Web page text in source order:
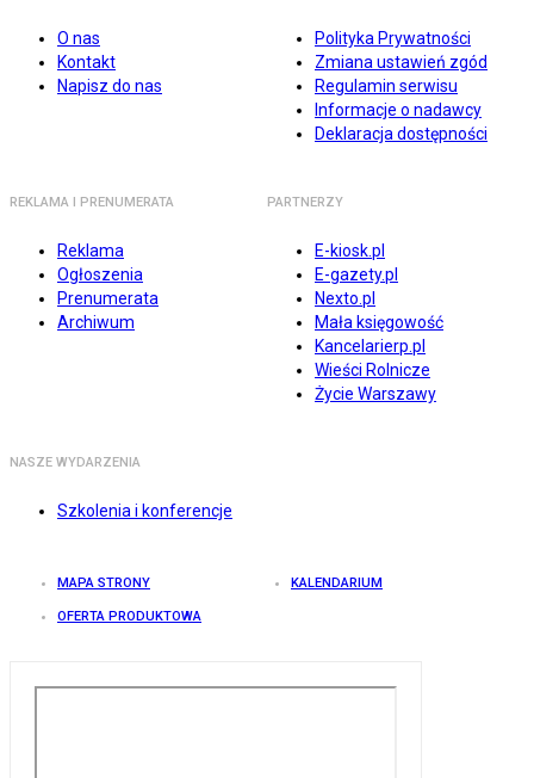
O nas
Kontakt
Napisz do nas
Polityka Prywatności
Zmiana ustawień zgód
Regulamin serwisu
Informacje o nadawcy
Deklaracja dostępności
REKLAMA I PRENUMERATA
Reklama
Ogłoszenia
Prenumerata
Archiwum
PARTNERZY
E-kiosk.pl
E-gazety.pl
Nexto.pl
Mała księgowość
Kancelarierp.pl
Wieści Rolnicze
Życie Warszawy
NASZE WYDARZENIA
Szkolenia i konferencje
MAPA STRONY KALENDARIUM
OFERTA PRODUKTOWA